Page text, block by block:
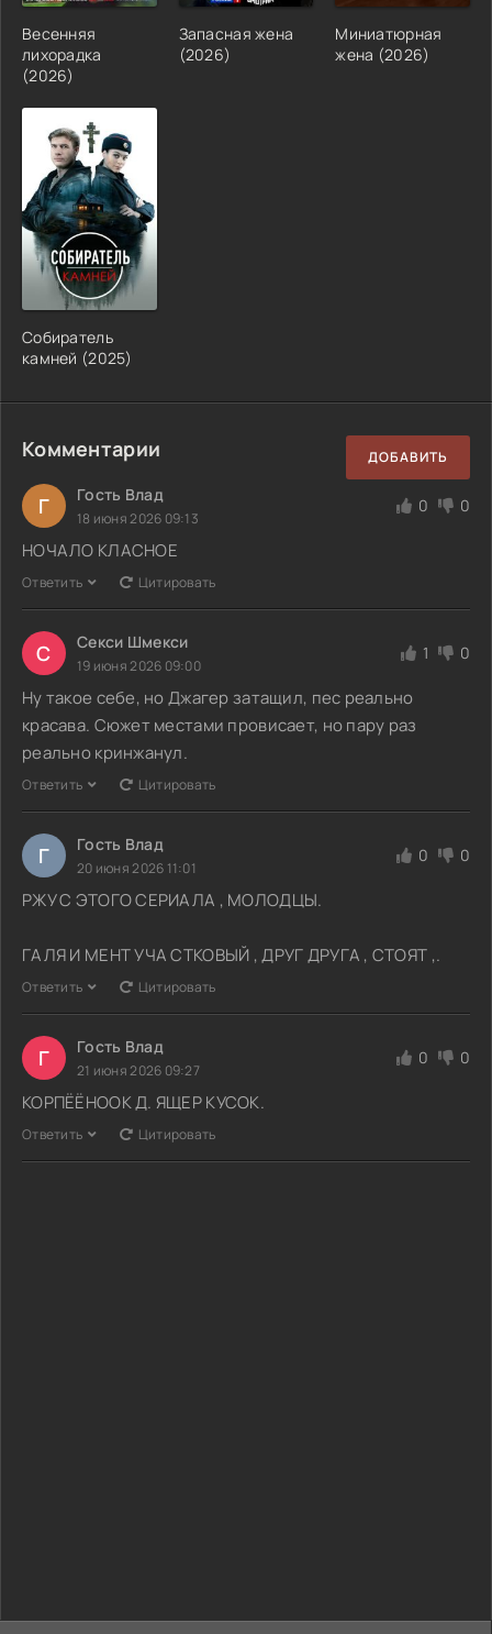
Весенняя
лихорадка
(2026)
Запасная жена
(2026)
Миниатюрная
жена (2026)
Собиратель
камней (2025)
Комментарии ДОБАВИТЬ
Г Гость Влад
18 июня 2026 09:13
0 0
НОЧАЛО КЛАСНОЕ
Ответить Цитировать
С Секси Шмекси
19 июня 2026 09:00
1 0
Ну такое себе, но Джагер затащил, пес реально
красава. Сюжет местами провисает, но пару раз
реально кринжанул.
Ответить Цитировать
Г Гость Влад
20 июня 2026 11:01
0 0
РЖУ С ЭТОГО СЕРИАЛА , МОЛОДЦЫ.
ГАЛЯ И МЕНТ УЧА СТКОВЫЙ , ДРУГ ДРУГА , СТОЯТ ,.
Ответить Цитировать
Г Гость Влад
21 июня 2026 09:27
0 0
КОРПЁЁНООК Д. ЯЩЕР КУСОК.
Ответить Цитировать